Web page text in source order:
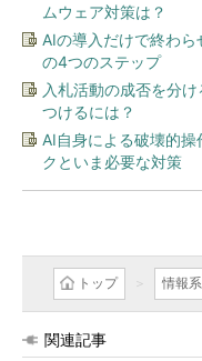
ムウェア対策は？
AIの導入だけで終わ
の4つのステップ
入札活動の成否を分
つけるには？
AI自身による破壊的
クといま必要な対策
トップ 情報
関連記事